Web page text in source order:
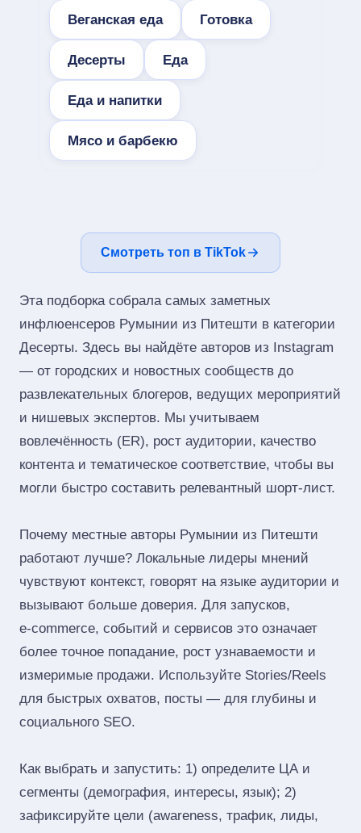
Веганская еда Готовка
Десерты Еда
Еда и напитки
Мясо и барбекю
Смотреть топ в TikTok
Эта подборка собрала самых заметных
инфлюенсеров Румынии из Питешти в категории
Десерты. Здесь вы найдёте авторов из Instagram
— от городских и новостных сообществ до
развлекательных блогеров, ведущих мероприятий
и нишевых экспертов. Мы учитываем
вовлечённость (ER), рост аудитории, качество
контента и тематическое соответствие, чтобы вы
могли быстро составить релевантный шорт‑лист.
Почему местные авторы Румынии из Питешти
работают лучше? Локальные лидеры мнений
чувствуют контекст, говорят на языке аудитории и
вызывают больше доверия. Для запусков,
e‑commerce, событий и сервисов это означает
более точное попадание, рост узнаваемости и
измеримые продажи. Используйте Stories/Reels
для быстрых охватов, посты — для глубины и
социального SEO.
Как выбрать и запустить: 1) определите ЦА и
сегменты (демография, интересы, язык); 2)
зафиксируйте цели (awareness, трафик, лиды,